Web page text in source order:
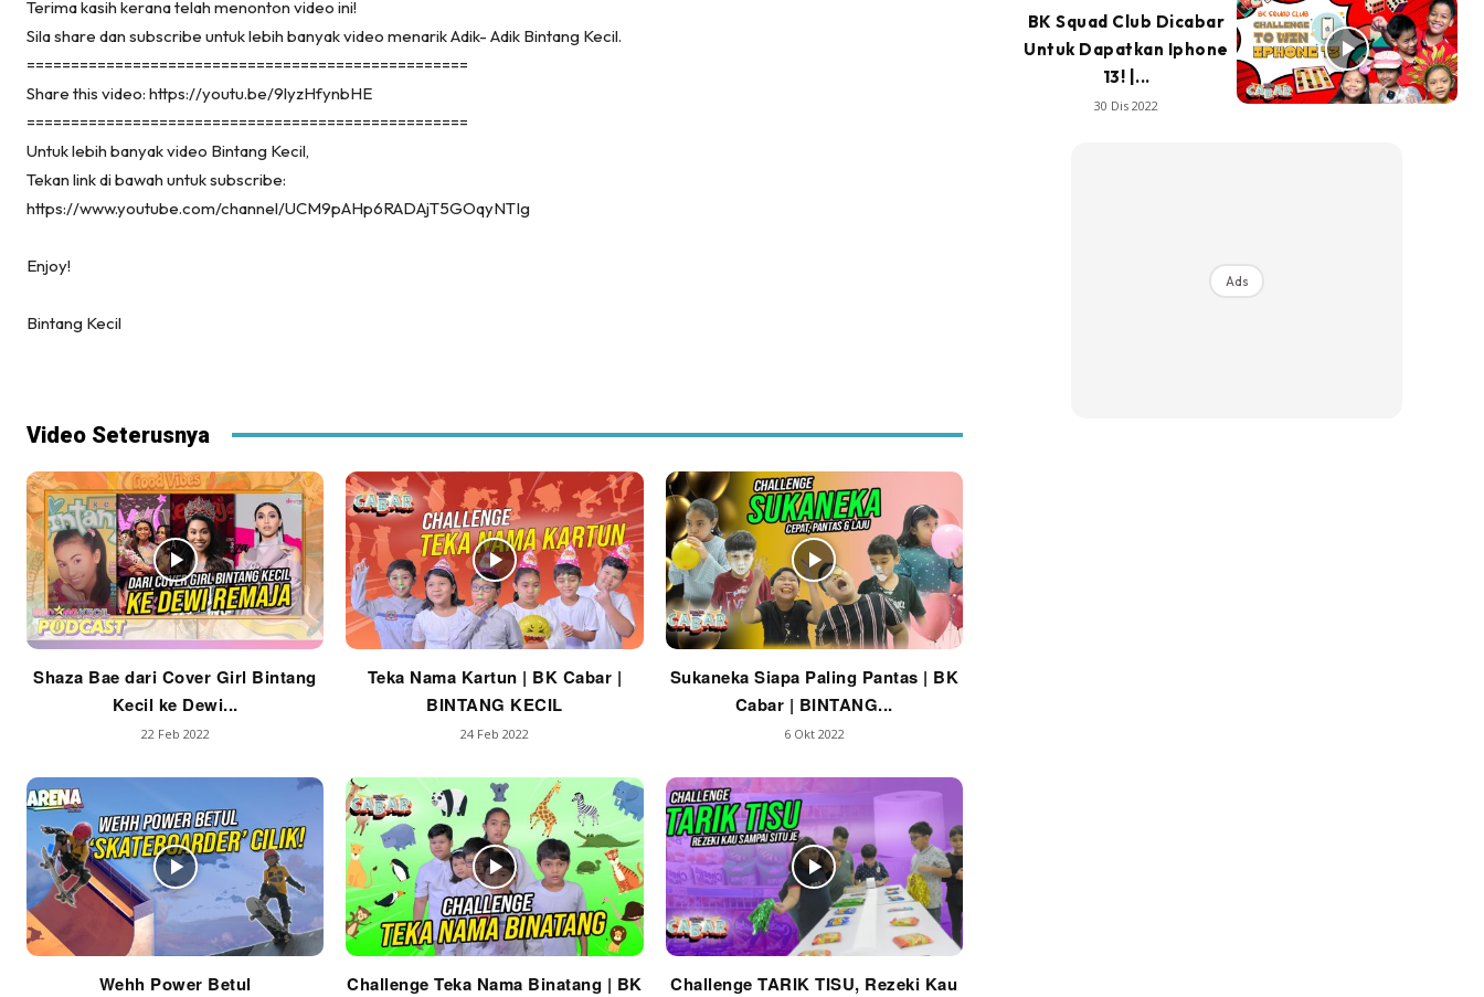
Terima kasih kerana telah menonton video ini!
Sila share dan subscribe untuk lebih banyak video menarik Adik- Adik Bintang Kecil.
==================================================
Share this video: https://youtu.be/9lyzHfynbHE
==================================================
Untuk lebih banyak video Bintang Kecil,
Tekan link di bawah untuk subscribe:
https://www.youtube.com/channel/UCM9pAHp6RADAjT5GOqyNTIg
Enjoy!
Bintang Kecil
Video Seterusnya
Shaza Bae dari Cover Girl Bintang
Kecil ke Dewi...
22 Feb 2022
Teka Nama Kartun | BK Cabar |
BINTANG KECIL
24 Feb 2022
Sukaneka Siapa Paling Pantas | BK
Cabar | BINTANG...
6 Okt 2022
Wehh Power Betul
Challenge Teka Nama Binatang | BK
Challenge TARIK TISU, Rezeki Kau
BK Squad Club Dicabar
Untuk Dapatkan Iphone
13! |...
30 Dis 2022
Ads